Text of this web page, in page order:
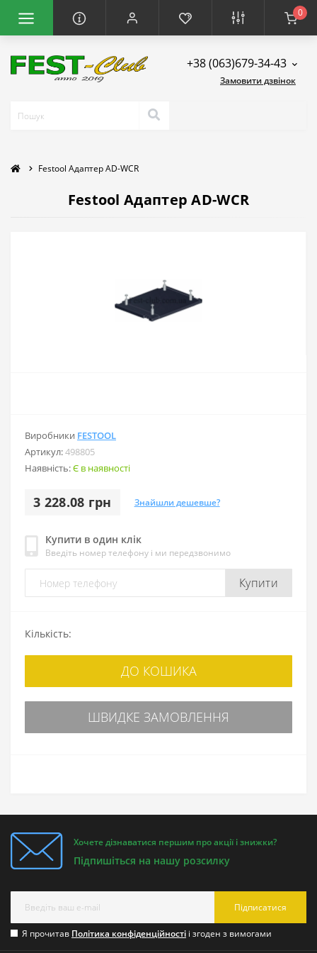
0
+38 (063)679-34-43
Замовити дзвінок
Festool Адаптер AD-WCR
Festool Адаптер AD-WCR
Виробники FESTOOL
Артикул:498805
Наявність:Є в наявності
3 228.08 грн Знайшли дешевше?
Купити в один клік
Введіть номер телефону і ми передзвонимо
Купити
Кількість:
ДО КОШИКА
ШВИДКЕ ЗАМОВЛЕННЯ
Хочете дізнаватися першим про акції і знижки?
Підпишіться на нашу розсилку
Підписатися
Я прочитав Політика конфіденційності і згоден з вимогами